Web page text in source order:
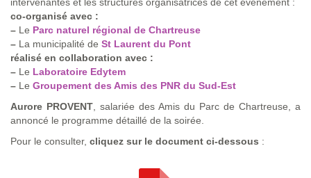
co-organisé avec :
– Le Parc naturel régional de Chartreuse
– La municipalité de St Laurent du Pont
réalisé en collaboration avec :
– Le Laboratoire Edytem
– Le Groupement des Amis des PNR du Sud-Est
Aurore PROVENT , salariée des Amis du Parc de Chartreuse, a
annoncé le programme détaillé de la soirée.
Pour le consulter, cliquez sur le document ci-dessous :